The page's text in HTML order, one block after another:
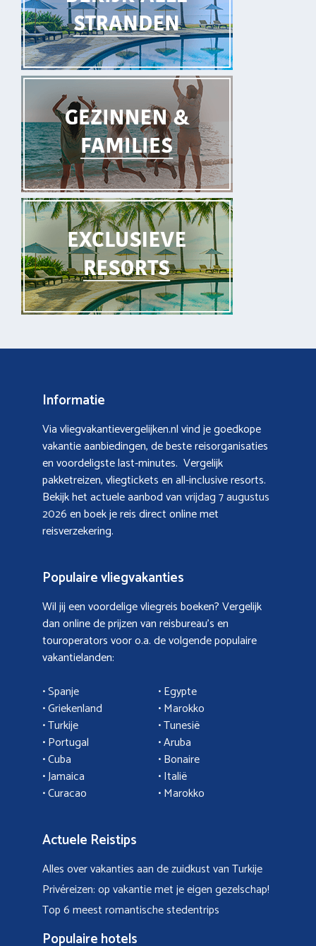
Informatie
Via vliegvakantievergelijken.nl vind je goedkope
vakantie aanbiedingen, de beste reisorganisaties
en voordeligste last-minutes. Vergelijk
pakketreizen, vliegtickets en all-inclusive resorts.
Bekijk het actuele aanbod vanvrijdag 7 augustus
2026en boek je reis direct online met
reisverzekering.
Populaire vliegvakanties
Wil jij een voordelige vliegreis boeken? Vergelijk
dan online de prijzen van reisbureau’s en
touroperators voor o.a. de volgende populaire
vakantielanden:
• Spanje
• Griekenland
• Turkije
•Portugal
•Cuba
•Jamaica
• Curacao
• Egypte
•Marokko
• Tunesië
•Aruba
• Bonaire
•Italië
•Marokko
Actuele Reistips
Alles over vakanties aan de zuidkust van Turkije
Privéreizen: op vakantie met je eigen gezelschap!
Top 6 meest romantische stedentrips
Populaire hotels